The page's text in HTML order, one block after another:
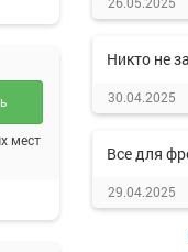
мест
Никто не
30.04.2025
Все для
29.04.2025